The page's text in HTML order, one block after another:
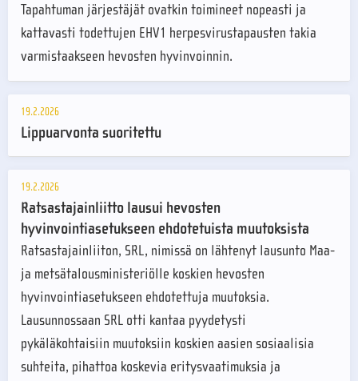
Tapahtuman järjestäjät ovatkin toimineet nopeasti ja
kattavasti todettujen EHV1 herpesvirustapausten takia
varmistaakseen hevosten hyvinvoinnin.
19.2.2026
Lippuarvonta suoritettu
19.2.2026
Ratsastajainliitto lausui hevosten
hyvinvointiasetukseen ehdotetuista muutoksista
Ratsastajainliiton, SRL, nimissä on lähtenyt lausunto Maa-
ja metsätalousministeriölle koskien hevosten
hyvinvointiasetukseen ehdotettuja muutoksia.
Lausunnossaan SRL otti kantaa pyydetysti
pykäläkohtaisiin muutoksiin koskien aasien sosiaalisia
suhteita, pihattoa koskevia eritysvaatimuksia ja